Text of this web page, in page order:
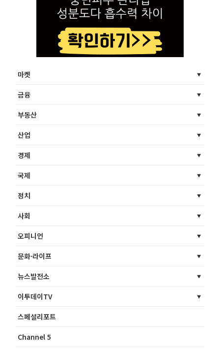
마켓
금융
부동산
산업
경제
국제
정치
사회
오피니언
문화·라이프
뉴스발전소
이투데이TV
스페셜리포트
Channel 5